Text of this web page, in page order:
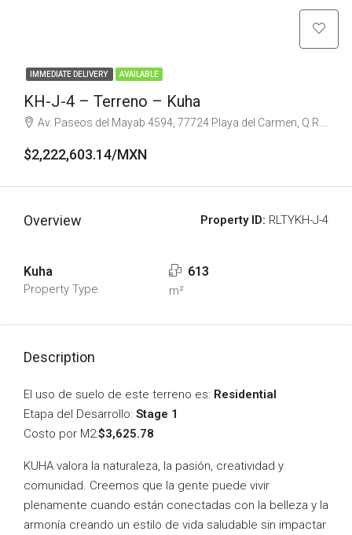
IMMEDIATE DELIVERY AVAILABLE
KH-J-4 – Terreno – Kuha
Av. Paseos del Mayab 4594, 77724 Playa del Carmen, Q.R., Mexico
$2,222,603.14/MXN
Overview Property ID: RLTYKH-J-4
Kuha
Property Type
613
m²
Description
El uso de suelo de este terreno es: Residential
Etapa del Desarrollo: Stage 1
Costo por M2:$3,625.78
KUHA valora la naturaleza, la pasión, creatividad y
comunidad. Creemos que la gente puede vivir
plenamente cuando están conectadas con la belleza y la
armonía creando un estilo de vida saludable sin impactar